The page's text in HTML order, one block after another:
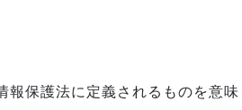
保護法に定義されるものを意